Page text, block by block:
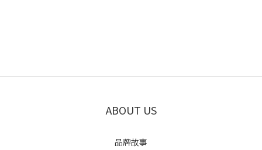
ABOUT US
品牌故事